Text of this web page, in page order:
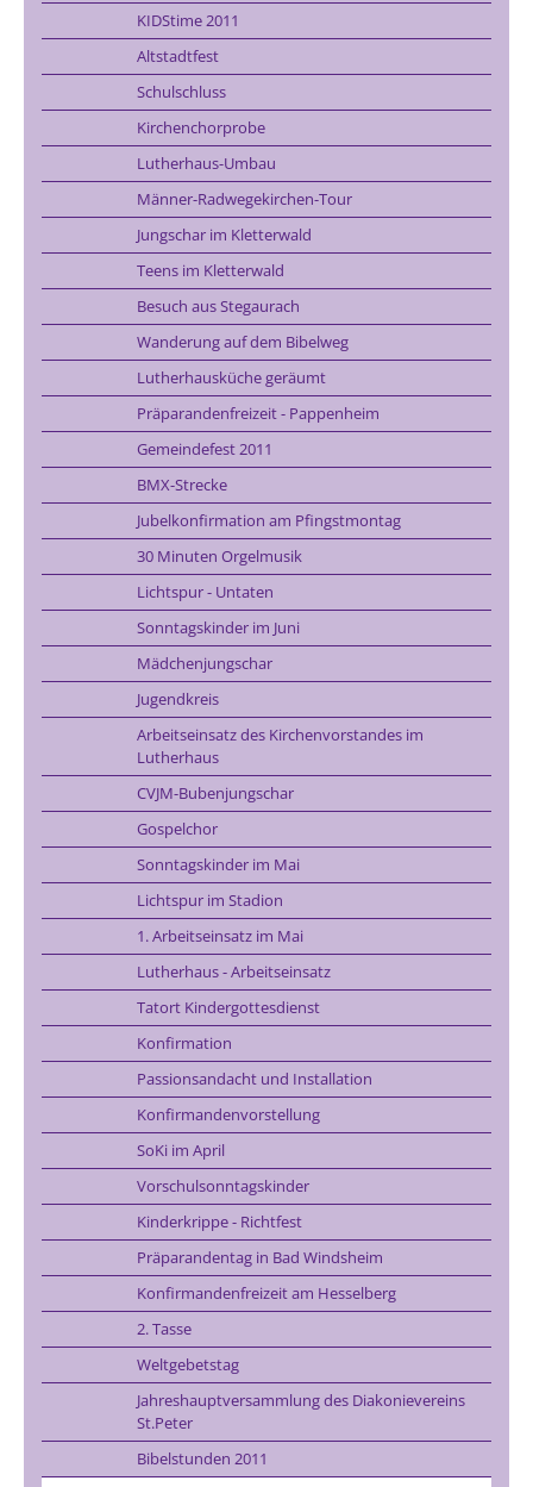
KIDStime 2011
Altstadtfest
Schulschluss
Kirchenchorprobe
Lutherhaus-Umbau
Männer-Radwegekirchen-Tour
Jungschar im Kletterwald
Teens im Kletterwald
Besuch aus Stegaurach
Wanderung auf dem Bibelweg
Lutherhausküche geräumt
Präparandenfreizeit - Pappenheim
Gemeindefest 2011
BMX-Strecke
Jubelkonfirmation am Pfingstmontag
30 Minuten Orgelmusik
Lichtspur - Untaten
Sonntagskinder im Juni
Mädchenjungschar
Jugendkreis
Arbeitseinsatz des Kirchenvorstandes im
Lutherhaus
CVJM-Bubenjungschar
Gospelchor
Sonntagskinder im Mai
Lichtspur im Stadion
1. Arbeitseinsatz im Mai
Lutherhaus - Arbeitseinsatz
Tatort Kindergottesdienst
Konfirmation
Passionsandacht und Installation
Konfirmandenvorstellung
SoKi im April
Vorschulsonntagskinder
Kinderkrippe - Richtfest
Präparandentag in Bad Windsheim
Konfirmandenfreizeit am Hesselberg
2. Tasse
Weltgebetstag
Jahreshauptversammlung des Diakonievereins
St.Peter
Bibelstunden 2011